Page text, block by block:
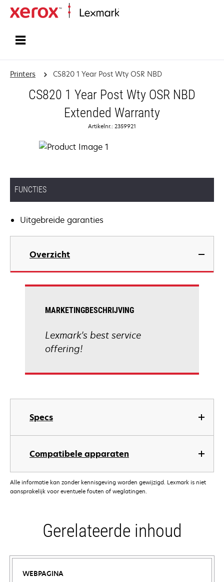
Printers CS820 1 Year Post Wty OSR NBD
CS820 1 Year Post Wty OSR NBD
Extended Warranty
Artikelnr.: 2359921
FUNCTIES
Uitgebreide garanties
Overzicht
Specs
Compatibele apparaten
MARKETINGBESCHRIJVING
Lexmark's best service
offering!
Alle informatie kan zonder kennisgeving worden gewijzigd. Lexmark is niet
aansprakelijk voor eventuele fouten of weglatingen.
Gerelateerde inhoud
WEBPAGINA